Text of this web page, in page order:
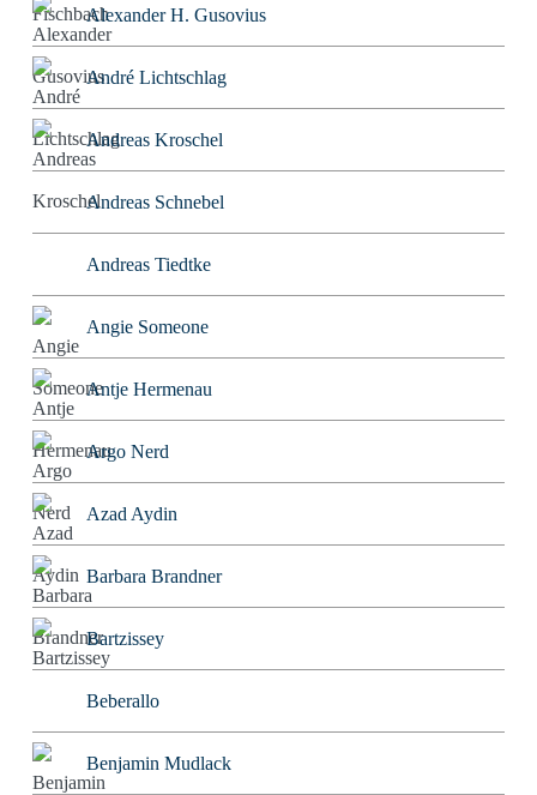
Alexander H. Gusovius
André Lichtschlag
Andreas Kroschel
Andreas Schnebel
Andreas Tiedtke
Angie Someone
Antje Hermenau
Argo Nerd
Azad Aydin
Barbara Brandner
Bartzissey
Beberallo
Benjamin Mudlack